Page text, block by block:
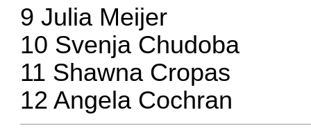
9 Julia Meijer
10 Svenja Chudoba
11 Shawna Cropas
12 Angela Cochran